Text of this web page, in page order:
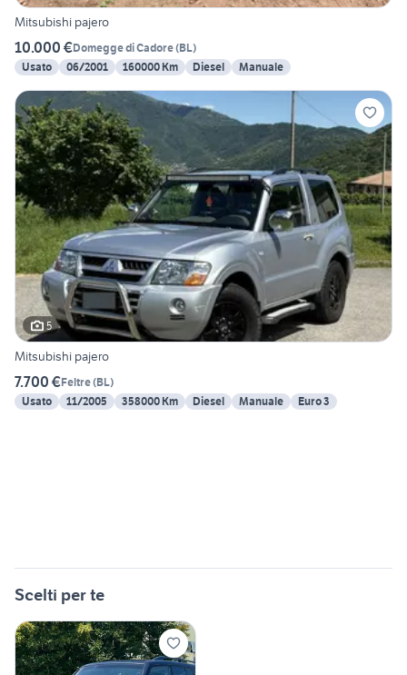
Mitsubishi pajero
10.000 €Domegge di Cadore(BL)
Usato
06/2001 160000 Km Diesel Manuale
5
Mitsubishi pajero
7.700 €Feltre(BL)
Usato
11/2005 358000 Km Diesel Manuale Euro 3
Scelti per te